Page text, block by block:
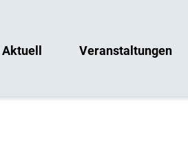
Aktuell Veranstaltungen